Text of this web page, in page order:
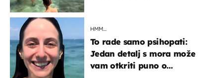
HMM…
To rade samo psihopati:
Jedan detalj s mora može
vam otkriti puno o